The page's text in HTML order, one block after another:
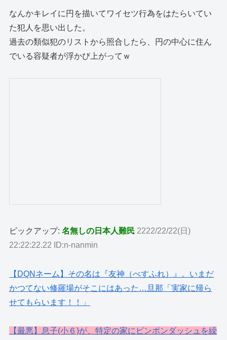
なんかキレイに円を描いてワイセツ行為をはたらいてい
た犯人を思い出した。
過去の類似犯のリストから照合したら、円の中心に住ん
でいる容疑者が浮かび上がってｗ
ピックアップ:名無しの日本人難民 2222/22/22(日)
22:22:22.22 ID:n-nanmin
【DQNネーム】その名は『友神（べすふれ）』。いまだ
かつてない修羅場がそこにはあった…旦那「実家に帰ら
せてもらいます！！」
【最悪】息子(小６)が、特定の家にピンポンダッシュを繰